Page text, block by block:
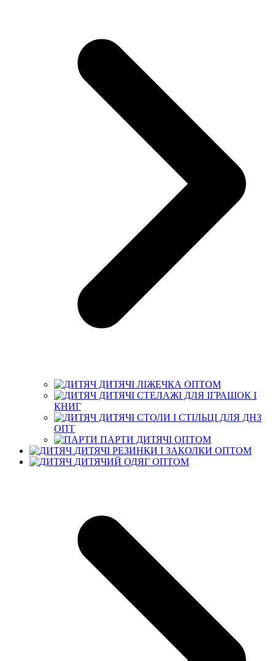
ДИТЯЧІ ЛІЖЕЧКА ОПТОМ
ДИТЯЧІ СТЕЛАЖІ ДЛЯ ІГРАШОК І
КНИГ
ДИТЯЧІ СТОЛИ І СТІЛЬЦІ ДЛЯ ДНЗ
ОПТ
ПАРТИ ДИТЯЧІ ОПТОМ
ДИТЯЧІ РЕЗИНКИ І ЗАКОЛКИ ОПТОМ
ДИТЯЧИЙ ОДЯГ ОПТОМ